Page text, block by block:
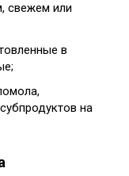
свежем или
в
на